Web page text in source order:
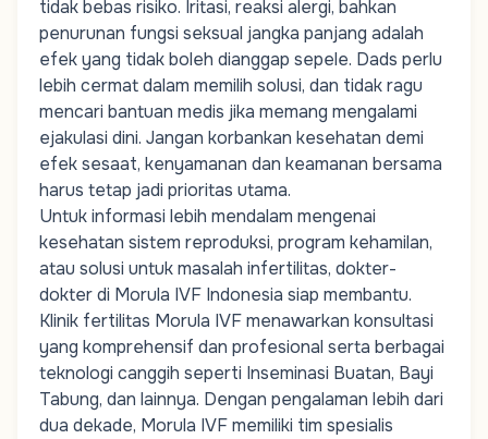
tidak bebas risiko. Iritasi, reaksi alergi, bahkan
penurunan fungsi seksual jangka panjang adalah
efek yang tidak boleh dianggap sepele. Dads perlu
lebih cermat dalam memilih solusi, dan tidak ragu
mencari bantuan medis jika memang mengalami
ejakulasi dini. Jangan korbankan kesehatan demi
efek sesaat, kenyamanan dan keamanan bersama
harus tetap jadi prioritas utama.
Untukinformasi lebih mendalam mengenai
kesehatan sistem reproduksi, program kehamilan,
atau solusi untukmasalah infertilitas, dokter-
dokterdi Morula IVF Indonesia siap membantu.
Klinik fertilitas Morula IVFmenawarkan konsultasi
yang komprehensif dan profesional serta berbagai
teknologi canggih seperti Inseminasi Buatan, Bayi
Tabung, dan lainnya. Dengan pengalaman lebih dari
dua dekade, Morula IVFmemiliki tim spesialis